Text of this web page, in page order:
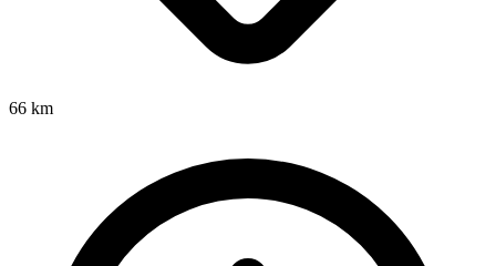
66 km